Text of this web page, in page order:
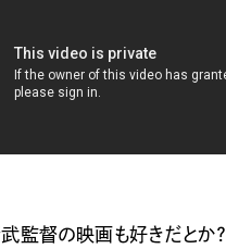
監督の映画も好きだとか？